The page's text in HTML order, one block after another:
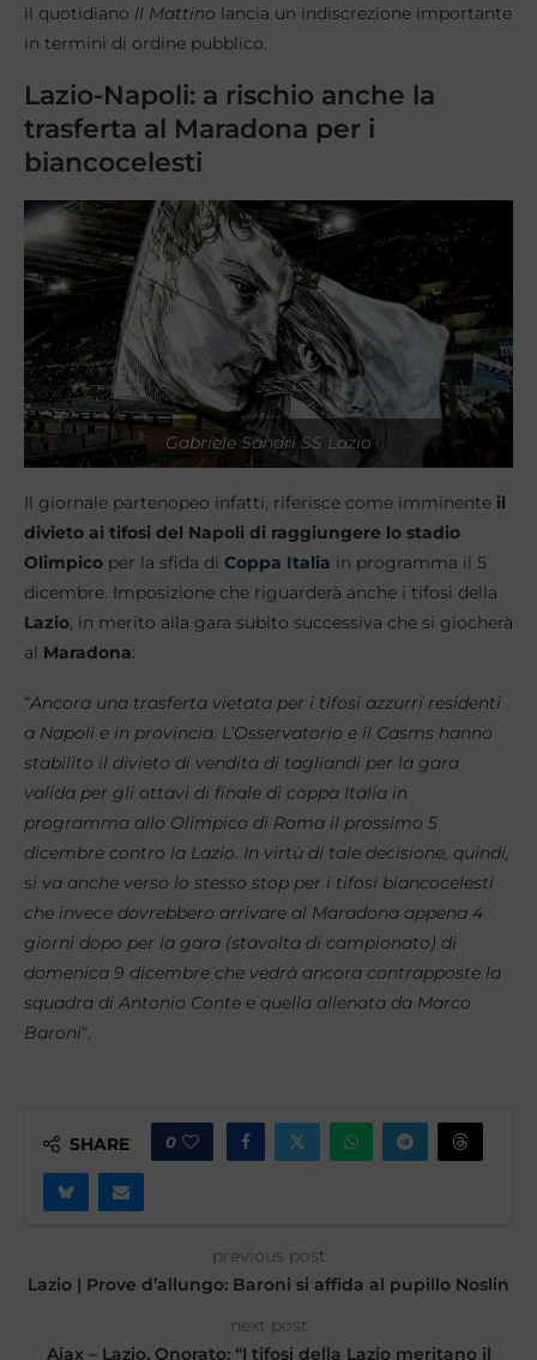
il quotidiano Il Mattino lancia un indiscrezione importante
in termini di ordine pubblico.
Lazio-Napoli: a rischio anche la
trasferta al Maradona per i
biancocelesti
Gabriele Sandri SS Lazio
Il giornale partenopeo infatti, riferisce come imminente il
divieto ai tifosi del Napoli di raggiungere lo stadio
Olimpico per la sfida di Coppa Italia in programma il 5
dicembre. Imposizione che riguarderà anche i tifosi della
Lazio, in merito alla gara subito successiva che si giocherà
al Maradona:
“Ancora una trasferta vietata per i tifosi azzurri residenti
a Napoli e in provincia. L’Osservatorio e il Casms hanno
stabilito il divieto di vendita di tagliandi per la gara
valida per gli ottavi di finale di coppa Italia in
programma allo Olimpico di Roma il prossimo 5
dicembre contro la Lazio. In virtù di tale decisione, quindi,
si va anche verso lo stesso stop per i tifosi biancocelesti
che invece dovrebbero arrivare al Maradona appena 4
giorni dopo per la gara (stavolta di campionato) di
domenica 9 dicembre che vedrà ancora contrapposte la
squadra di Antonio Conte e quella allenata da Marco
Baroni“.
SHARE 0
previous post
Lazio | Prove d’allungo: Baroni si affida al pupillo Noslin
next post
Ajax – Lazio, Onorato: “I tifosi della Lazio meritano il